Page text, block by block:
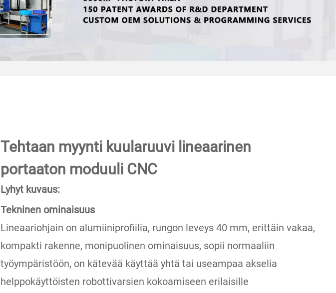
Tehtaan myynti kuularuuvi lineaarinen
portaaton moduuli CNC
Lyhyt kuvaus:
Tekninen ominaisuus
Lineaariohjain on alumiiniprofiilia, rungon leveys 40 mm, erittäin vakaa,
kompakti rakenne, monipuolinen ominaisuus, sopii normaaliin
työympäristöön, on kätevää käyttää yhtä tai useampaa akselia
helppokäyttöisten robottivarsien kokoamiseen erilaisille